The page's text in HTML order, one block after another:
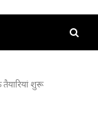
तैयारियां शुरू